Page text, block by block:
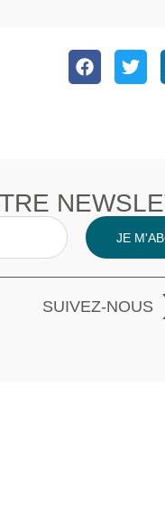
JE
SUIVEZ-NOUS